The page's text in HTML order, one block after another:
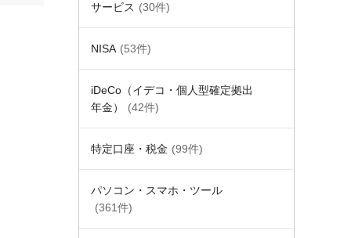
サービス (30件)
NISA (53件)
iDeCo（イデコ・個人型確定拠出
年金）
(42件)
特定口座・税金 (99件)
パソコン・スマホ・ツール
(361件)